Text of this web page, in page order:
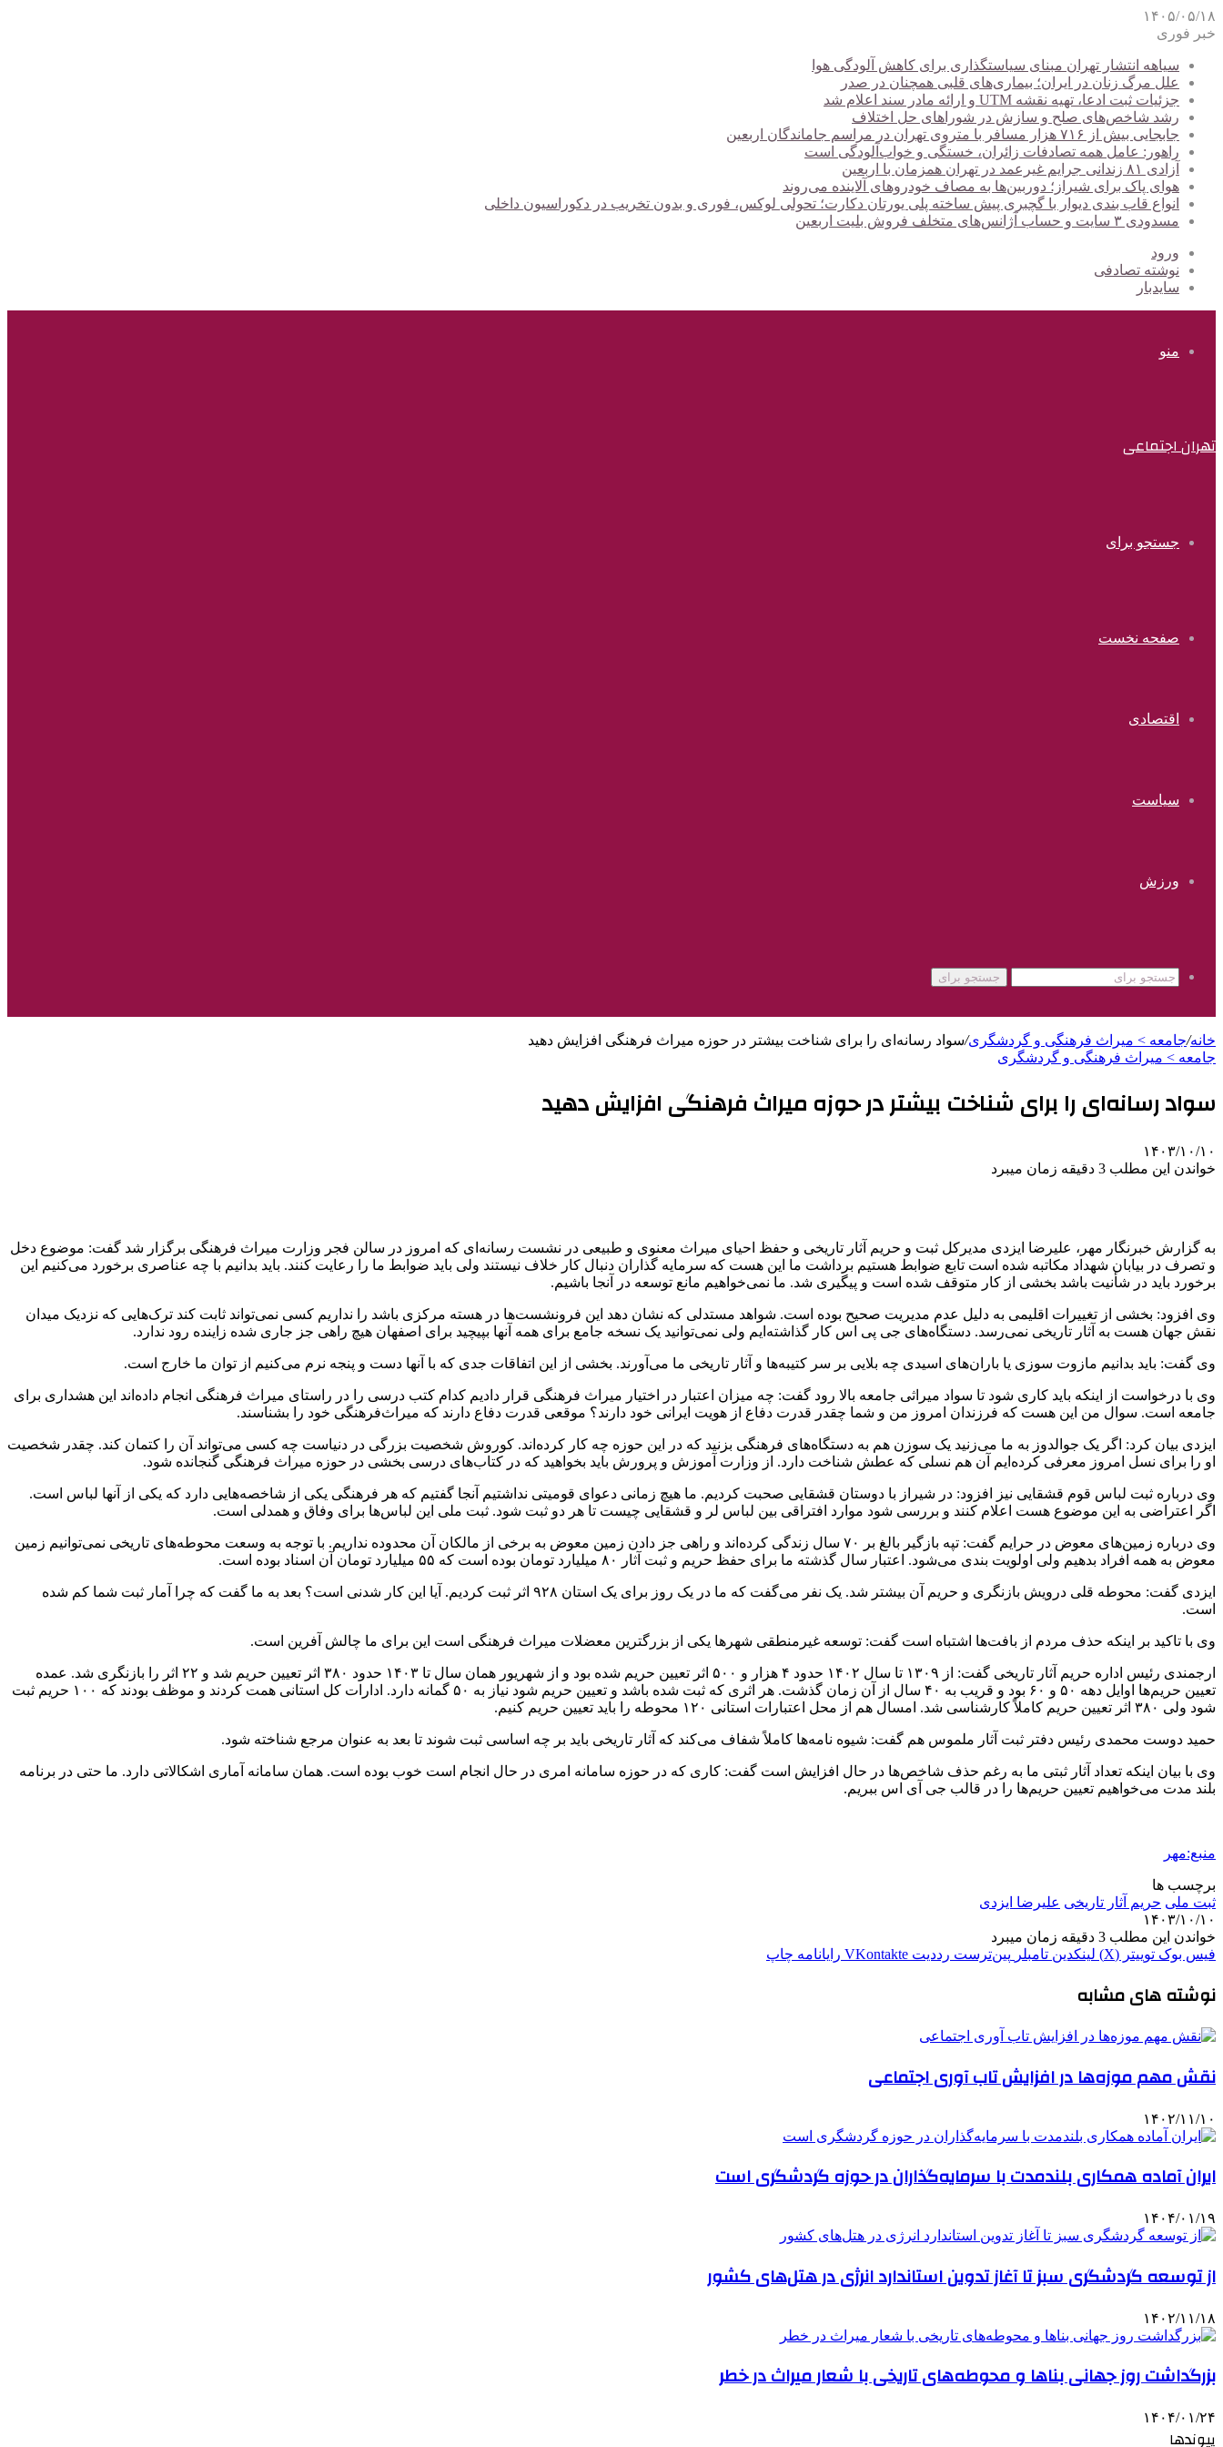
۱۴۰۵/۰۵/۱۸
خبر فوری
سیاهه انتشار تهران مبنای سیاستگذاری برای کاهش آلودگی هوا
علل مرگ زنان در ایران؛ بیماری‌های قلبی همچنان در صدر
جزئیات ثبت ادعا، تهیه نقشه UTM و ارائه مادر سند اعلام شد
رشد شاخص‌های صلح و سازش در شوراهای حل اختلاف
جابجایی بیش از ۷۱۶ هزار مسافر با متروی تهران در مراسم جاماندگان اربعین
راهور: عامل همه تصادفات زائران، خستگی و خواب‌آلودگی است
آزادی ۸۱ زندانی جرایم غیرعمد در تهران همزمان با اربعین
هوای پاک برای شیراز؛ دوربین‌ها به مصاف خودروهای آلاینده می‌روند
انواع قاب بندی دیوار با گچبری پیش ساخته پلی یورتان دکارت؛ تحولی لوکس، فوری و بدون تخریب در دکوراسیون داخلی
مسدودی ۳ سایت و حساب آژانس‌های متخلف فروش بلیت اربعین
ورود
نوشته تصادفی
سایدبار
منو
تهران اجتماعی
جستجو برای
صفحه نخست
اقتصادی
سیاست
ورزش
جستجو برای
خانه/جامعه > میراث فرهنگی و گردشگری/سواد رسانه‌ای را برای شناخت بیشتر در حوزه میراث فرهنگی افزایش دهید
جامعه > میراث فرهنگی و گردشگری
سواد رسانه‌ای را برای شناخت بیشتر در حوزه میراث فرهنگی افزایش دهید
۱۴۰۳/۱۰/۱۰
خواندن این مطلب 3 دقیقه زمان میبرد
به گزارش خبرنگار مهر، علیرضا ایزدی مدیرکل ثبت و حریم آثار تاریخی و حفظ احیای میراث معنوی و طبیعی در نشست رسانه‌ای که امروز در سالن فجر وزارت میراث فرهنگی برگزار شد گفت: موضوع دخل
و تصرف در بیابان شهداد مکاتبه شده است تابع ضوابط هستیم برداشت ما این هست که سرمایه گذاران دنبال کار خلاف نیستند ولی باید ضوابط ما را رعایت کنند. باید بدانیم با چه عناصری برخورد می‌کنیم این
برخورد باید در شأنیت باشد بخشی از کار متوقف شده است و پیگیری شد. ما نمی‌خواهیم مانع توسعه در آنجا باشیم.
وی افزود: بخشی از تغییرات اقلیمی به دلیل عدم مدیریت صحیح بوده است. شواهد مستدلی که نشان دهد این فرونشست‌ها در هسته مرکزی باشد را نداریم کسی نمی‌تواند ثابت کند ترک‌هایی که نزدیک میدان
نقش جهان هست به آثار تاریخی نمی‌رسد. دستگاه‌های جی پی اس کار گذاشته‌ایم ولی نمی‌توانید یک نسخه جامع برای همه آنها بپیچید برای اصفهان هیچ راهی جز جاری شده زاینده رود ندارد.
وی گفت: باید بدانیم مازوت سوزی یا باران‌های اسیدی چه بلایی بر سر کتیبه‌ها و آثار تاریخی ما می‌آورند. بخشی از این اتفاقات جدی که با آنها دست و پنجه نرم می‌کنیم از توان ما خارج است.
وی با درخواست از اینکه باید کاری شود تا سواد میراثی جامعه بالا رود گفت: چه میزان اعتبار در اختیار میراث فرهنگی قرار دادیم کدام کتب درسی را در راستای میراث فرهنگی انجام داده‌اند این هشداری برای
جامعه است. سوال من این هست که فرزندان امروز من و شما چقدر قدرت دفاع از هویت ایرانی خود دارند؟ موقعی قدرت دفاع دارند که میراث‌فرهنگی خود را بشناسند.
ایزدی بیان کرد: اگر یک جوالدوز به ما می‌زنید یک سوزن هم به دستگاه‌های فرهنگی بزنید که در این حوزه چه کار کرده‌اند. کوروش شخصیت بزرگی در دنیاست چه کسی می‌تواند آن را کتمان کند. چقدر شخصیت
او را برای نسل امروز معرفی کرده‌ایم آن هم نسلی که عطش شناخت دارد. از وزارت آموزش و پرورش باید بخواهید که در کتاب‌های درسی بخشی در حوزه میراث فرهنگی گنجانده شود.
وی درباره ثبت لباس قوم قشقایی نیز افزود: در شیراز با دوستان قشقایی صحبت کردیم. ما هیچ زمانی دعوای قومیتی نداشتیم آنجا گفتیم که هر فرهنگی یکی از شاخصه‌هایی دارد که یکی از آنها لباس است.
اگر اعتراضی به این موضوع هست اعلام کنند و بررسی شود موارد افتراقی بین لباس لر و قشقایی چیست تا هر دو ثبت شود. ثبت ملی این لباس‌ها برای وفاق و همدلی است.
وی درباره زمین‌های معوض در حرایم گفت: تپه بازگیر بالغ بر ۷۰ سال زندگی کرده‌اند و راهی جز دادن زمین معوض به برخی از مالکان آن محدوده نداریم. با توجه به وسعت محوطه‌های تاریخی نمی‌توانیم زمین
معوض به همه افراد بدهیم ولی اولویت بندی می‌شود. اعتبار سال گذشته ما برای حفظ حریم و ثبت آثار ۸۰ میلیارد تومان بوده است که ۵۵ میلیارد تومان آن اسناد بوده است.
ایزدی گفت: محوطه قلی درویش بازنگری و حریم آن بیشتر شد. یک نفر می‌گفت که ما در یک روز برای یک استان ۹۲۸ اثر ثبت کردیم. آیا این کار شدنی است؟ بعد به ما گفت که چرا آمار ثبت شما کم شده
است.
وی با تاکید بر اینکه حذف مردم از بافت‌ها اشتباه است گفت: توسعه غیرمنطقی شهرها یکی از بزرگترین معضلات میراث فرهنگی است این برای ما چالش آفرین است.
ارجمندی رئیس اداره حریم آثار تاریخی گفت: از تا سال ۱۴۰۲ حدود ۴ هزار و ۵۰۰ اثر تعیین حریم شده بود و از شهریور همان سال تا
حدود ۳۸۰ اثر تعیین حریم شد و ۲۲ اثر را بازنگری شد. عمده
تعیین حریم‌ها اوایل دهه ۵۰ و ۶۰ بود و قریب به ۴۰ سال از آن زمان گذشت. هر اثری که ثبت شده باشد و تعیین حریم شود نیاز به ۵۰ گمانه دارد. ادارات کل استانی همت کردند و موظف بودند که ۱۰۰ حریم ثبت
شود ولی ۳۸۰ اثر تعیین حریم کاملاً کارشناسی شد. امسال هم از محل اعتبارات استانی ۱۲۰ محوطه را باید تعیین حریم کنیم.
حمید دوست محمدی رئیس دفتر ثبت آثار ملموس هم گفت: شیوه نامه‌ها کاملاً شفاف می‌کند که آثار تاریخی باید بر چه اساسی ثبت شوند تا بعد به عنوان مرجع شناخته شود.
وی با بیان اینکه تعداد آثار ثبتی ما به رغم حذف شاخص‌ها در حال افزایش است گفت: کاری که در حوزه سامانه امری در حال انجام است خوب بوده است. همان سامانه آماری اشکالاتی دارد. ما حتی در برنامه
بلند مدت می‌خواهیم تعیین حریم‌ها را در قالب جی آی اس ببریم.
منبع:مهر
برچسب ها
ثبت ملی حریم آثار تاریخی علیرضا ایزدی
۱۴۰۳/۱۰/۱۰
خواندن این مطلب 3 دقیقه زمان میبرد
فیس بوک توییتر (X) لینکدین ‫تامبلر ‫پین‌ترست ‫رددیت ‫VKontakte رایانامه چاپ
نوشته های مشابه
نقش مهم موزه‌ها در افزایش تاب آوری اجتماعی
۱۴۰۲/۱۱/۱۰
ایران آماده همکاری بلندمدت با سرمایه‌گذاران در حوزه گردشگری است
۱۴۰۴/۰۱/۱۹
از توسعه گردشگری سبز تا آغاز تدوین استاندارد انرژی در هتل‌های کشور
۱۴۰۲/۱۱/۱۸
بزرگداشت روز جهانی بناها و محوطه‌های تاریخی با شعار میراث در خطر
۱۴۰۴/۰۱/۲۴
پیوندها